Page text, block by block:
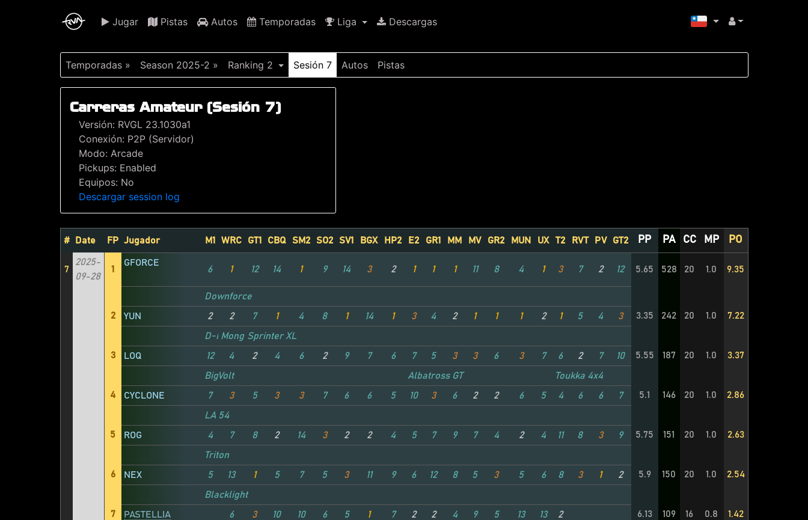
Jugar Pistas Autos Temporadas Liga Descargas
Temporadas » Season 2025-2 » Ranking 2 Sesión 7 Autos Pistas
Carreras Amateur (Sesión 7)
Versión: RVGL 23.1030a1
Conexión: P2P (Servidor)
Modo: Arcade
Pickups: Enabled
Equipos: No
Descargar session log
# Date FP Jugador M1 WRC GT1 CBQ SM2 SO2 SV1 BGX HP2 E2 GR1 MM MV GR2 MUN UX T2 RVT PV GT2 PP PA CC MP PO
7
2025-
09-28
1
GFORCE
6 1 12 14 1 9 14 3 2 1 1 1 11 8 4 1 3 7 2 12 5.65 528 20 1.0 9.35
Downforce
2
YUN 2 2 7 1 4 8 1 14 1 3 4 2 1 1 1 2 1 5 4 3 3.35 242 20 1.0 7.22
D-MaxxMongooseSprinter XL
3
LOQ 12 4 2 4 6 2 9 7 6 7 5 3 3 6 3 7 6 2 7 10 5.55 187 20 1.0 3.37
BigVolt Albatross GT
Toukka 4x4
4
CYCLONE 7 3 5 3 3 7 6 6 5 10 3 6 2 2 6 5 4 6 6 7 5.1 146 20 1.0 2.86
LA 54
5
ROG 4 7 8 2 14 3 2 2 4 5 7 9 7 4 2 4 11 8 3 9 5.75 151 20 1.0 2.63
Triton
6
NEX 5 13 1 5 7 5 3 11 9 6 12 8 5 3 5 6 8 3 1 2 5.9 150 20 1.0 2.54
Blacklight
7
PASTELLIA 6 3 10 10 6 5 1 7 2 2 4 9 5 13 13 2 6.13 109 16 0.8 1.42